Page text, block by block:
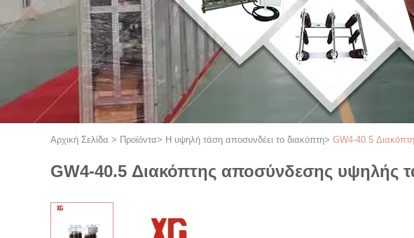
Αρχική Σελίδα > Προϊόντα> Η υψηλή τάση αποσυνδέει το διακόπτη> GW4-40.5
GW4-40.5 Διακόπτης αποσύνδεσης υψηλής